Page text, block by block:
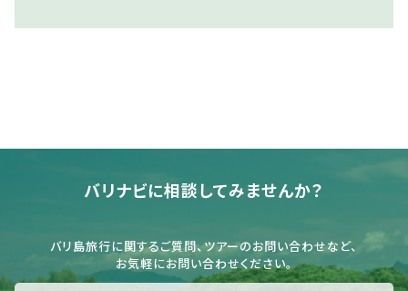
バリナビに相談してみませんか？
バリ島旅行に関するご質問、ツアーのお問い合わせなど、
お気軽にお問い合わせください。